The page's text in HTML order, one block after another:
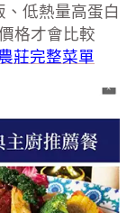
低熱量高蛋白
格才會比較
莊完整菜單